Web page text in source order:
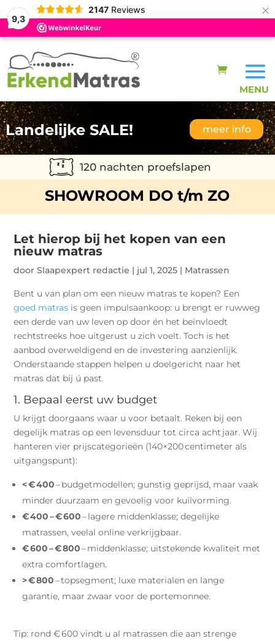
9,3
2147 Reviews ×
Landelijke SALE! meer info
120 nachten proefslapen
SHOWROOM DO t/m ZO
Let hierop bij het kopen van een
nieuw matras
doorSlaapexpert redactie | jul 1, 2025 | Matrassen
Bent u van plan om een nieuw matras te kopen? Een
goed matras is geen impulsaankoop: u brengt er ruwweg
een derde van uw leven op door én het beïnvloedt
rechtstreeks hoe uitgerust u zich voelt. Toch is het
aanbod overweldigend en de investering aanzienlijk.
Onderstaande stappen helpen u doelgericht naar het
matras dat bij ú past.
1. Bepaal eerst uw budget
U krijgt doorgaans waar u voor betaalt. Reken bij een
degelijk matras op een levensduur tot circa acht jaar. Wij
hanteren vier prijscategorieën (140×200 centimeter als
uitgangspunt):
< € 400– budgetmodellen; gunstig geprijsd, maar vaak
minder duurzaam en gevoelig voor kuilvorming.
€ 400 – € 600– lagere middenklasse; degelijke
matrassen, veelal online verkrijgbaar.
€ 600 – € 800– middenklasse; uitstekende kwaliteit met
extra comfortlagen.
> € 800– topsegment; luxe materialen en lange
garantie, maar zwaar voor de portemonnee.
Tip: rond € 600 vindt u al matrassen die aan strenge